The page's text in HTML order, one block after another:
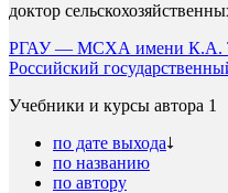
доктор
РГАУ — МСХА имени К.А.
Российский
Учебники и курсы автора 1
по дате выхода
по названию
по автору